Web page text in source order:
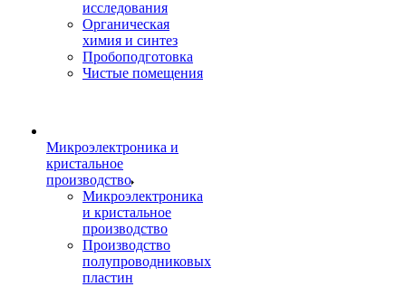
исследования
Органическая
химия и синтез
Пробоподготовка
Чистые помещения
Микроэлектроника и
кристальное
производство
Микроэлектроника
и кристальное
производство
Производство
полупроводниковых
пластин